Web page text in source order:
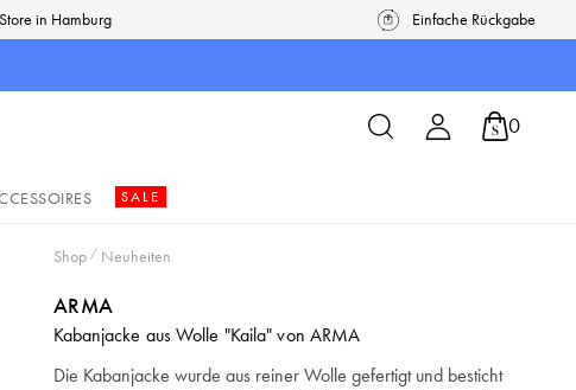
Store in Hamburg Einfache Rückgabe
0
SALE
Shop / Neuheiten
ARMA
Kabanjacke aus Wolle "Kaila" von ARMA
Die Kabanjacke wurde aus reiner Wolle gefertigt und besticht